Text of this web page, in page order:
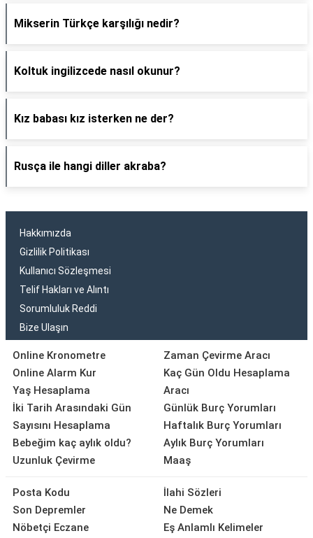
Mikserin Türkçe karşılığı nedir?
Koltuk ingilizcede nasıl okunur?
Kız babası kız isterken ne der?
Rusça ile hangi diller akraba?
Hakkımızda
Gizlilik Politikası
Kullanıcı Sözleşmesi
Telif Hakları ve Alıntı
Sorumluluk Reddi
Bize Ulaşın
Online Kronometre
Online Alarm Kur
Yaş Hesaplama
İki Tarih Arasındaki Gün
Sayısını Hesaplama
Bebeğim kaç aylık oldu?
Uzunluk Çevirme
Zaman Çevirme Aracı
Kaç Gün Oldu Hesaplama
Aracı
Günlük Burç Yorumları
Haftalık Burç Yorumları
Aylık Burç Yorumları
Maaş
Posta Kodu
Son Depremler
Nöbetçi Eczane
İlahi Sözleri
Ne Demek
Eş Anlamlı Kelimeler